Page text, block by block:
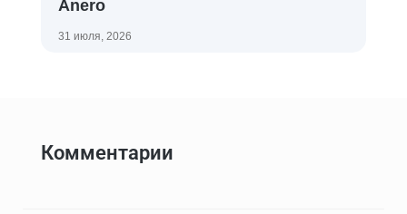
Anero
31 июля, 2026
Комментарии